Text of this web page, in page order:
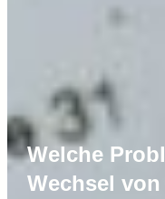
Welche
Wechsel